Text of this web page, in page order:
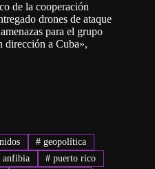
de la cooperación
drones de ataque
para el grupo
dirección a Cuba»,
# geopolítica
anfibia # puerto rico